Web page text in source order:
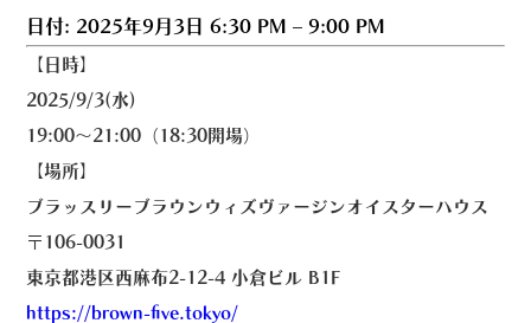
日付: 2025年9月3日 6:30 PM – 9:00 PM
【日時】
2025/9/3(水)
19:00〜21:00（18:30開場）
【場所】
ブラッスリーブラウンウィズヴァージンオイスターハウス
〒106-0031
東京都港区西麻布2-12-4 小倉ビル B1F
https://brown-five.tokyo/